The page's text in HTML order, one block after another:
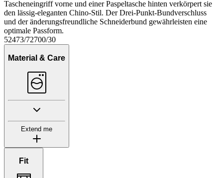
Tascheneingriff vorne und einer Paspeltasche hinten verkörpert sie
den lässig-eleganten Chino-Stil. Der Drei-Punkt-Bundverschluss
und der änderungsfreundliche Schneiderbund gewährleisten eine
optimale Passform.
52473/72700/30
Material & Care
Extend me
Fit